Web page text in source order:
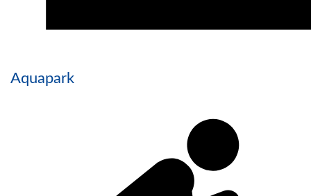
Aquapark